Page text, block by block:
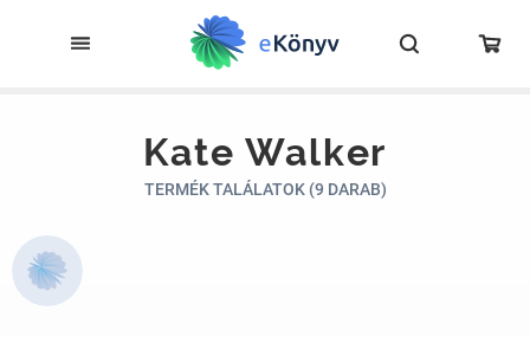
Kate Walker
TERMÉK TALÁLATOK (9 DARAB)